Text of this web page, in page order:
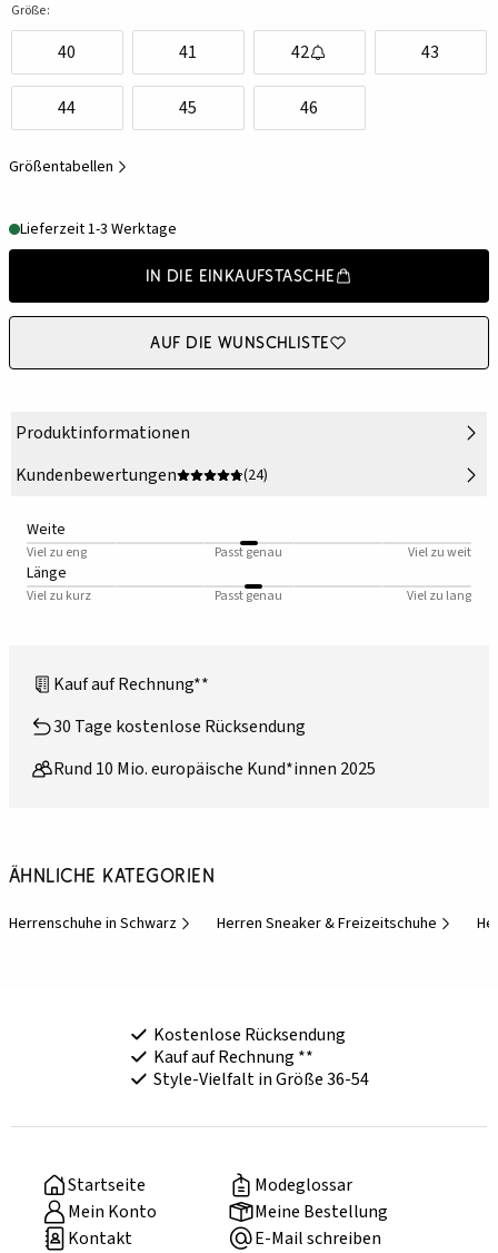
Größe:
40 41 42 43
44 45 46
Größentabellen
Lieferzeit 1-3 Werktage
In die Einkaufstasche
Auf die Wunschliste
Produktinformationen
Kundenbewertungen
(24)
Weite
Viel zu eng Passt genau Viel zu weit
Länge
Viel zu kurz Passt genau Viel zu lang
Kauf auf Rechnung**
30 Tage kostenlose Rücksendung
Rund 10 Mio. europäische Kund*innen 2025
Ähnliche Kategorien
Herrenschuhe in Schwarz Herren Sneaker & Freizeitschuhe
Kostenlose Rücksendung
Kauf auf Rechnung **
Style-Vielfalt in Größe 36-54
Startseite
Modeglossar
Mein Konto
Meine Bestellung
Kontakt
E-Mail schreiben